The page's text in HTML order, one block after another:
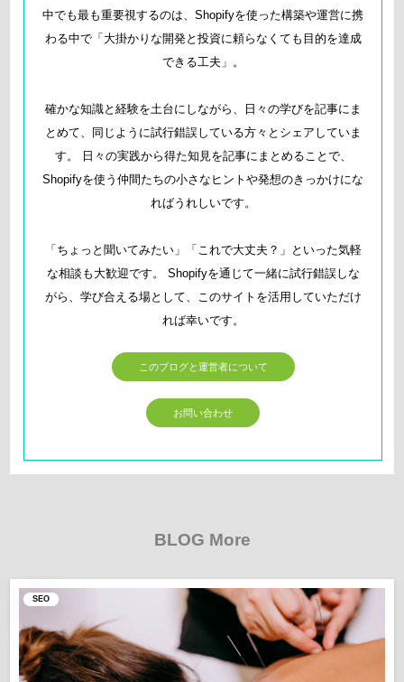
中でも最も重要視するのは、Shopifyを使った構築や運営に携
わる中で「大掛かりな開発と投資に頼らなくても目的を達成
できる工夫」。
確かな知識と経験を土台にしながら、日々の学びを記事にま
とめて、同じように試行錯誤している方々とシェアしていま
す。 日々の実践から得た知見を記事にまとめることで、
Shopifyを使う仲間たちの小さなヒントや発想のきっかけにな
ればうれしいです。
「ちょっと聞いてみたい」「これで大丈夫？」といった気軽
な相談も大歓迎です。 Shopifyを通じて一緒に試行錯誤しな
がら、学び合える場として、このサイトを活用していただけ
れば幸いです。
このブログと運営者について
お問い合わせ
BLOG More
SEO